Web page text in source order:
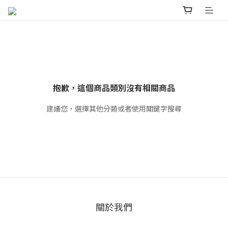
抱歉，這個商品類別沒有相關商品
建議您，選擇其他分類或者使用關鍵字搜尋
關於我們